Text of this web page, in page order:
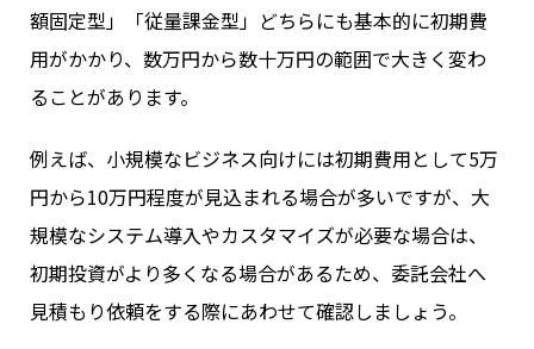
額固定型」「従量課金型」どちらにも基本的に初期費
用がかかり、数万円から数十万円の範囲で大きく変わ
ることがあります。
例えば、小規模なビジネス向けには初期費用として5万
円から10万円程度が見込まれる場合が多いですが、大
規模なシステム導入やカスタマイズが必要な場合は、
初期投資がより多くなる場合があるため、委託会社へ
見積もり依頼をする際にあわせて確認しましょう。